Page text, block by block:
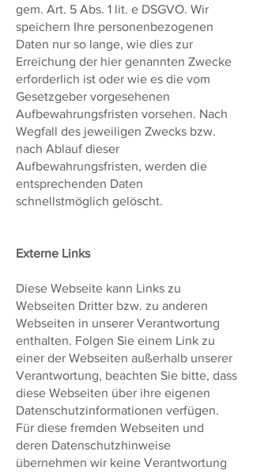
gem. Art. 5 Abs. 1 lit. e DSGVO. Wir
speichern Ihre personenbezogenen
Daten nur so lange, wie dies zur
Erreichung der hier genannten Zwecke
erforderlich ist oder wie es die vom
Gesetzgeber vorgesehenen
Aufbewahrungsfristen vorsehen. Nach
Wegfall des jeweiligen Zwecks bzw.
nach Ablauf dieser
Aufbewahrungsfristen, werden die
entsprechenden Daten
schnellstmöglich gelöscht.
Externe Links
Diese Webseite kann Links zu
Webseiten Dritter bzw. zu anderen
Webseiten in unserer Verantwortung
enthalten. Folgen Sie einem Link zu
einer der Webseiten außerhalb unserer
Verantwortung, beachten Sie bitte, dass
diese Webseiten über ihre eigenen
Datenschutzinformationen verfügen.
Für diese fremden Webseiten und
deren Datenschutzhinweise
übernehmen wir keine Verantwortung